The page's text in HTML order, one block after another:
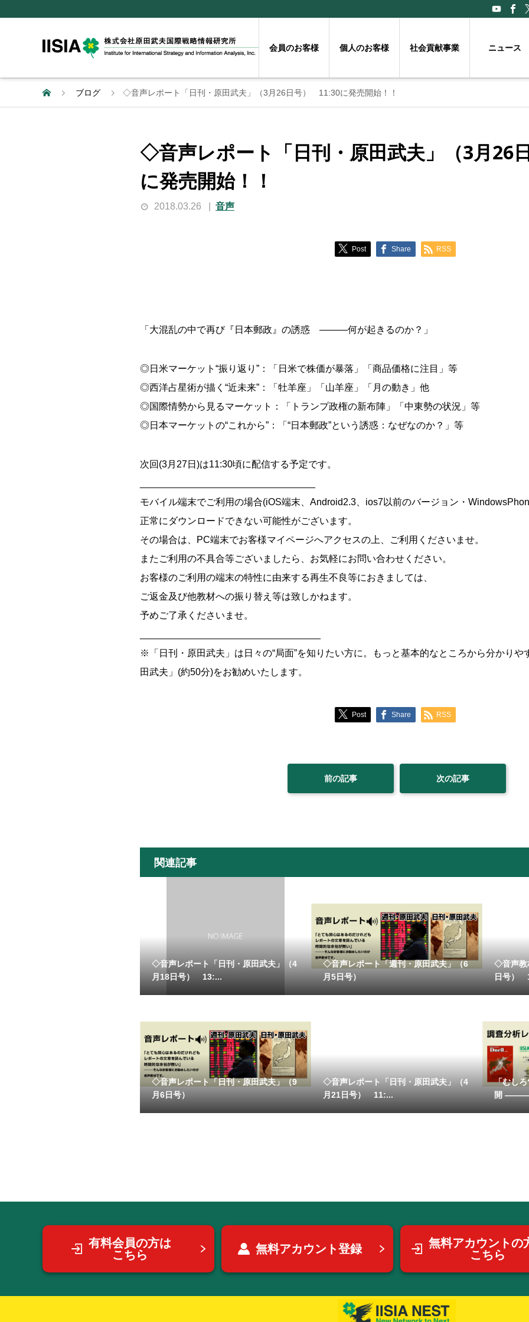
会員のお客様 個人のお客様 社会貢献事業 ニュース
ブログ ◇音声レポート「日刊・原田武夫」（3月26日号） 11:30に発売開始！！
◇音声レポート「日刊・原田武夫」（3月
に発売開始！！
2018.03.26 音声
Post Share RSS
「大混乱の中で再び『日本郵政』の誘惑 ―――何が起きるのか？」
◎日米マーケット“振り返り”：「日米で株価が暴落」「商品価格に注目」等
◎西洋占星術が描く“近未来”：「牡羊座」「山羊座」「月の動き」他
◎国際情勢から見るマーケット：「トランプ政権の新布陣」「中東勢の状況」等
◎日本マーケットの“これから”：「“日本郵政”という誘惑：なぜなのか？」等
次回(3月27日)は11:30頃に配信する予定です。
モバイル端末でご利用の場合(iOS端末、Android2.3、ios7以前のバージョン・
正常にダウンロードできない可能性がございます。
その場合は、PC端末でお客様マイページへアクセスの上、ご利用くださいませ。
またご利用の不具合等ございましたら、お気軽にお問い合わせください。
お客様のご利用の端末の特性に由来する再生不良等におきましては、
ご返金及び他教材への振り替え等は致しかねます。
予めご了承くださいませ。
※「日刊・原田武夫」は日々の“局面”を知りたい方に。もっと基本的なところから分かりや
田武夫」(約50分)をお勧めいたします。
Post Share RSS
前の記事 次の記事
関連記事
◇音声レポート「日刊・原田武夫」（4
月18日号） 13:...
◇音声レポート「週刊・原田武夫」（6
月5日号）
◇音声教
日号）
◇音声レポート「日刊・原田武夫」（9
月6日号）
◇音声レポート「日刊・原田武夫」（4
月21日号） 11:...
「むし
開 ―――
有料会員の方は
こちら
無料アカウント登録
無料アカウントの
こちら